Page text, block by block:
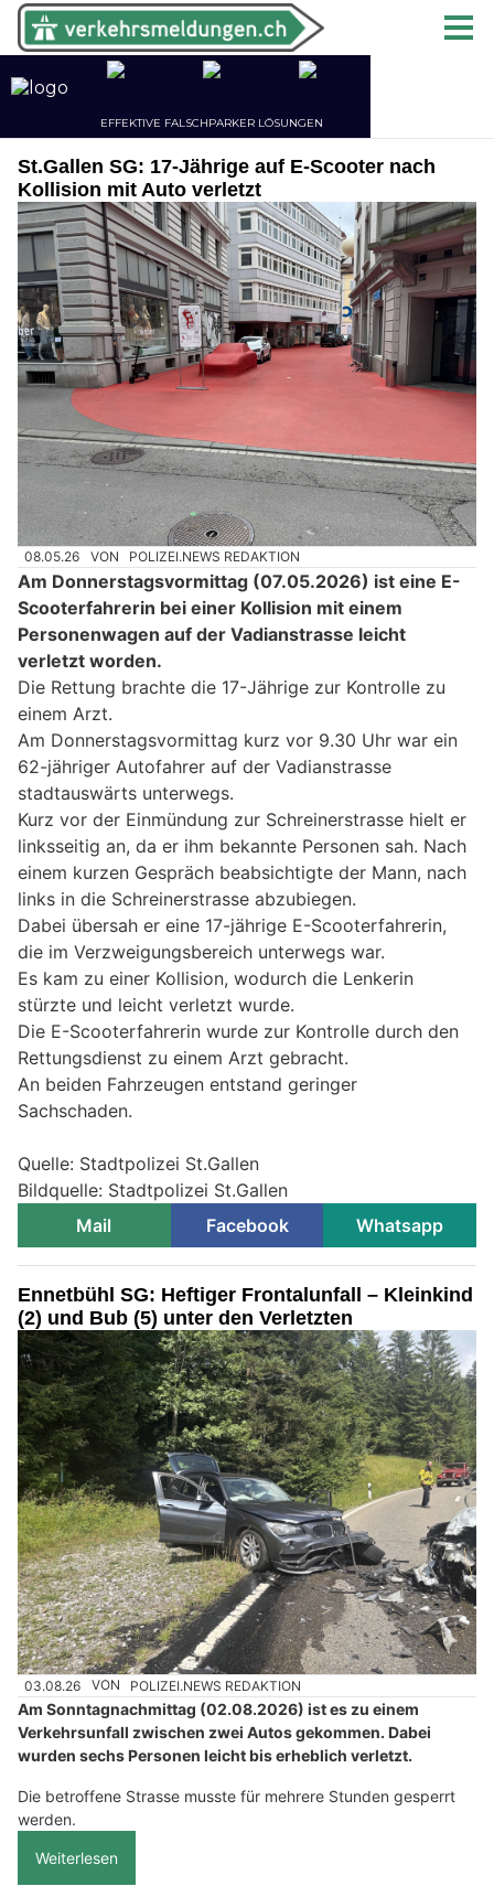
St.Gallen SG: 17-Jährige auf E-Scooter nach
Kollision mit Auto verletzt
08.05.26 VON POLIZEI.NEWS REDAKTION
Am Donnerstagsvormittag (07.05.2026) ist eine E-
Scooterfahrerin bei einer Kollision mit einem
Personenwagen auf der Vadianstrasse leicht
verletzt worden.
Die Rettung brachte die 17-Jährige zur Kontrolle zu
einem Arzt.
Am Donnerstagsvormittag kurz vor 9.30 Uhr war ein
62-jähriger Autofahrer auf der Vadianstrasse
stadtauswärts unterwegs.
Kurz vor der Einmündung zur Schreinerstrasse hielt er
linksseitig an, da er ihm bekannte Personen sah. Nach
einem kurzen Gespräch beabsichtigte der Mann, nach
links in die Schreinerstrasse abzubiegen.
Dabei übersah er eine 17-jährige E-Scooterfahrerin,
die im Verzweigungsbereich unterwegs war.
Es kam zu einer Kollision, wodurch die Lenkerin
stürzte und leicht verletzt wurde.
Die E-Scooterfahrerin wurde zur Kontrolle durch den
Rettungsdienst zu einem Arzt gebracht.
An beiden Fahrzeugen entstand geringer
Sachschaden.
Quelle: Stadtpolizei St.Gallen
Bildquelle: Stadtpolizei St.Gallen
Mail
Facebook Whatsapp
Ennetbühl SG: Heftiger Frontalunfall – Kleinkind
(2) und Bub (5) unter den Verletzten
03.08.26 VON POLIZEI.NEWS REDAKTION
Am Sonntagnachmittag (02.08.2026) ist es zu einem
Verkehrsunfall zwischen zwei Autos gekommen. Dabei
wurden sechs Personen leicht bis erheblich verletzt.
Die betroffene Strasse musste für mehrere Stunden gesperrt
werden.
Weiterlesen